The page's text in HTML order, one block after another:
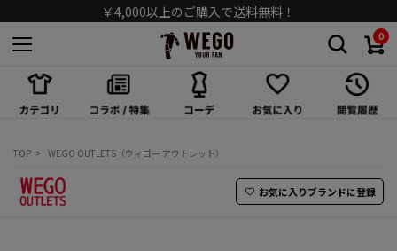
￥4,000以上のご購入で送料無料！
0
ワンピース/オールインワン
TOP WEGO OUTLETS（ウィゴー アウトレット）
お気に入りブランドに登録